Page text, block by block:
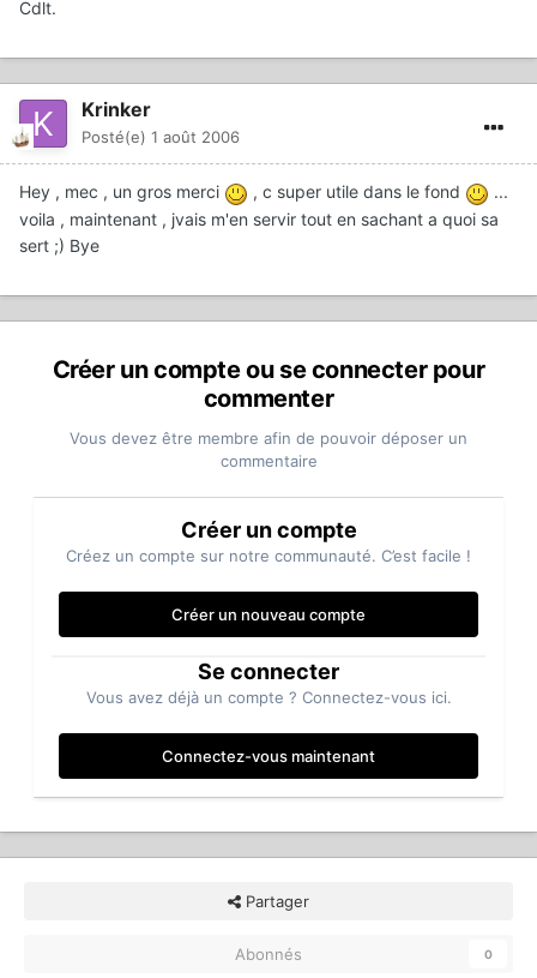
Cdlt.
Krinker
Posté(e) 1 août 2006
Hey , mec , un gros merci , c super utile dans le fond
...
voila , maintenant , jvais m'en servir tout en sachant a quoi sa
sert ;) Bye
Créer un compte ou se connecter pour
commenter
Vous devez être membre afin de pouvoir déposer un
commentaire
Créer un compte
Créez un compte sur notre communauté. C’est facile !
Créer un nouveau compte
Se connecter
Vous avez déjà un compte ? Connectez-vous ici.
Connectez-vous maintenant
Partager
Abonnés 0